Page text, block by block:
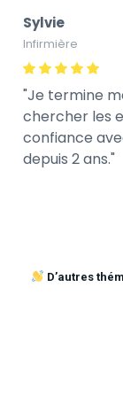
Sylvie
Infirmière
Je termine
chercher les
confiance
depuis 2 ans.
D’autres